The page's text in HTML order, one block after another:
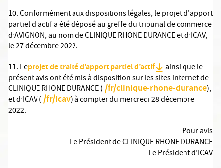
10. Conformément aux dispositions légales, le projet d'apport
partiel d'actif a été déposé au greffe du tribunal de commerce
d’AVIGNON, au nom de CLINIQUE RHONE DURANCE et d’ICAV,
le 27 décembre 2022.
11. Leprojet de traité d’apport partiel d’actif
ainsi que le
présent avis ont été mis à disposition sur les sites internet de
CLINIQUE RHONE DURANCE ( /fr/clinique-rhone-durance),
et d’ICAV ( /fr/icav) à compter du mercredi 28 décembre
2022.
Pour avis
Le Président de CLINIQUE RHONE DURANCE
Le Président d’ICAV